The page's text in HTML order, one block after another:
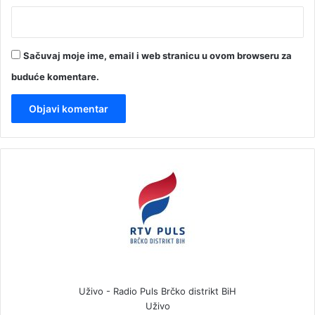
Sačuvaj moje ime, email i web stranicu u ovom browseru za
buduće komentare.
Uživo - Radio Puls Brčko distrikt BiH
Uživo